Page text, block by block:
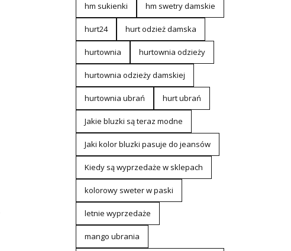
hm sukienki hm swetry damskie
hurt24 hurt odzież damska
hurtownia hurtownia odzieży
hurtownia odzieży damskiej
hurtownia ubrań hurt ubrań
Jakie bluzki są teraz modne
Jaki kolor bluzki pasuje do jeansów
Kiedy są wyprzedaże w sklepach
kolorowy sweter w paski
letnie wyprzedaże
mango ubrania